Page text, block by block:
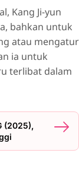
Kang Ji-yun
bahkan untuk
atau mengatur
ia untuk
terlibat dalam
(2025),